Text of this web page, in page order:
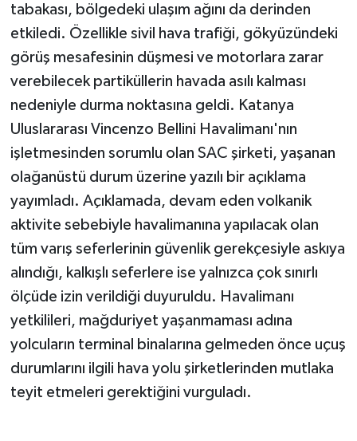
tabakası, bölgedeki ulaşım ağını da derinden
etkiledi. Özellikle sivil hava trafiği, gökyüzündeki
görüş mesafesinin düşmesi ve motorlara zarar
verebilecek partiküllerin havada asılı kalması
nedeniyle durma noktasına geldi. Katanya
Uluslararası Vincenzo Bellini Havalimanı'nın
işletmesinden sorumlu olan SAC şirketi, yaşanan
olağanüstü durum üzerine yazılı bir açıklama
yayımladı. Açıklamada, devam eden volkanik
aktivite sebebiyle havalimanına yapılacak olan
tüm varış seferlerinin güvenlik gerekçesiyle askıya
alındığı, kalkışlı seferlere ise yalnızca çok sınırlı
ölçüde izin verildiği duyuruldu. Havalimanı
yetkilileri, mağduriyet yaşanmaması adına
yolcuların terminal binalarına gelmeden önce uçuş
durumlarını ilgili hava yolu şirketlerinden mutlaka
teyit etmeleri gerektiğini vurguladı.